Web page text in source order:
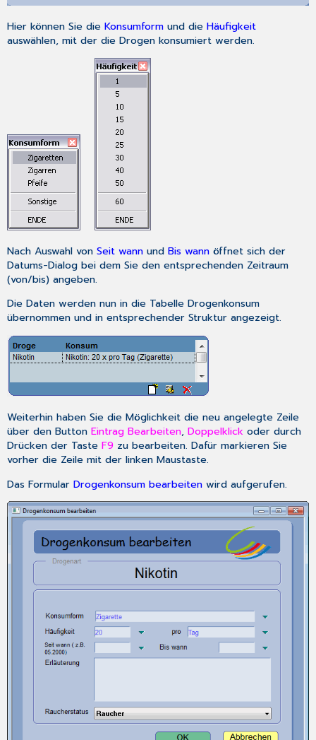
Hier können Sie dieKonsumform und dieHäufigkeit
auswählen, mit der die Drogen konsumiert werden.
Nach Auswahl vonSeit wann undBis wann öffnet sich der
Datums-Dialog bei dem Sie den entsprechenden Zeitraum
(von/bis) angeben.
Die Daten werden nun in die Tabelle Drogenkonsum
übernommen und in entsprechender Struktur angezeigt.
Weiterhin haben Sie die Möglichkeit die neu angelegte Zeile
über den ButtonEintrag Bearbeiten,Doppelklick oder durch
Drücken der TasteF9 zu bearbeiten. Dafür markieren Sie
vorher die Zeile mit der linken Maustaste.
Das FormularDrogenkonsum bearbeiten wird aufgerufen.